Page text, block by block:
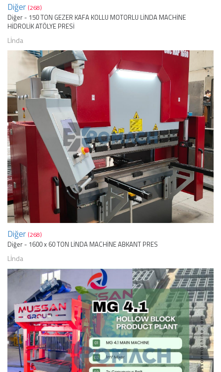
Diğer (268)
Diğer - 150 TON GEZER KAFA KOLLU MOTORLU LİNDA MACHİNE
HİDROLİK ATÖLYE PRESİ
Lİnda
Diğer (268)
Diğer - 1600 x 60 TON LİNDA MACHİNE ABKANT PRES
Lİnda